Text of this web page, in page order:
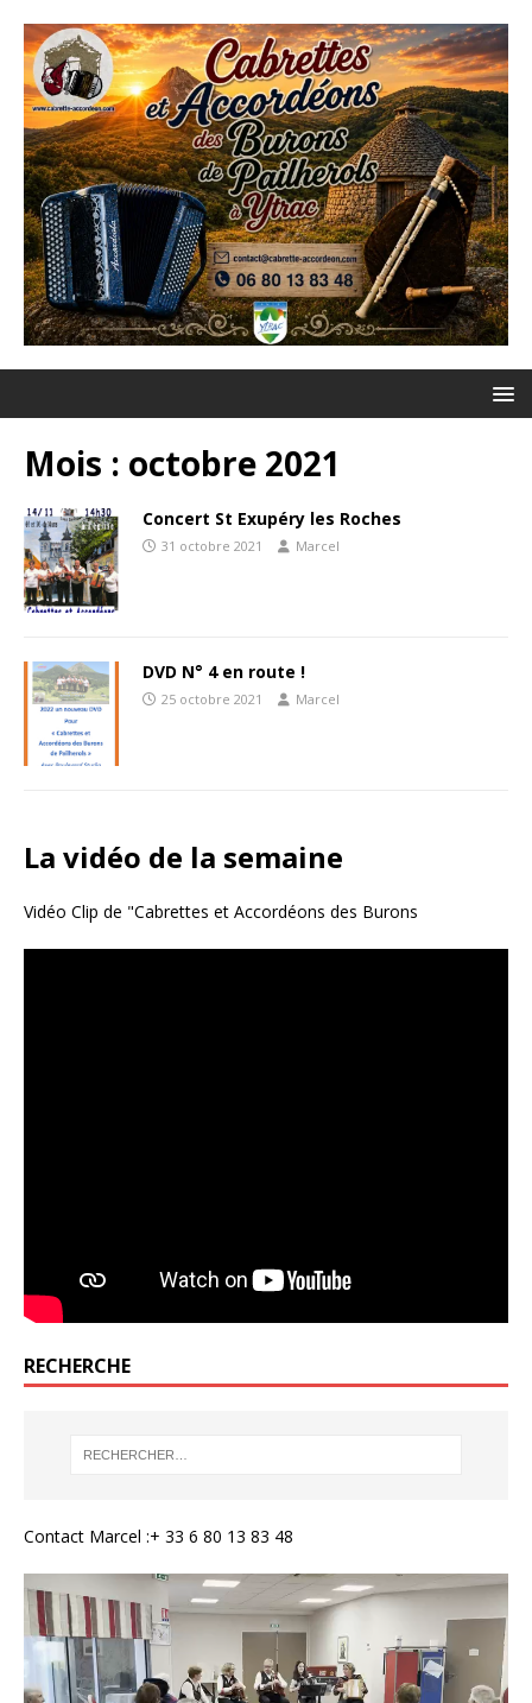
Mois : octobre 2021
Concert St Exupéry les Roches
31 octobre 2021 Marcel
DVD N° 4 en route !
25 octobre 2021 Marcel
La vidéo de la semaine
Vidéo Clip de "Cabrettes et Accordéons des Burons
RECHERCHE
Contact Marcel :+ 33 6 80 13 83 48